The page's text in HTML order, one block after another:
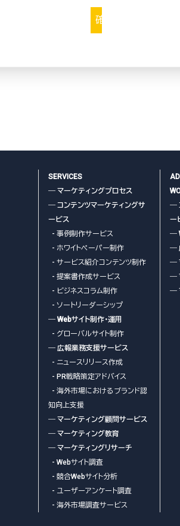
情報に含まれる氏名、生年月日、電話番号
を意味します。
のご案内や、有益と思われる情報等のお
る調査分析のため
かじめご本人から同意をいただいた提供
は、ご本人の同意があった場合であって
いたしません。
SERVICES
― マーケティングプロセス
― コンテンツマーケティングサ
ービス
- 事例制作サービス
- ホワイトペーパー制作
- サービス紹介コンテンツ制作
- 提案書作成サービス
- ビジネスコラム制作
- ソートリーダーシップ
― Webサイト制作・運用
- グローバルサイト制作
― 広報業務支援サービス
- ニュースリリース作成
- PR戦略策定アドバイス
- 海外市場におけるブランド認
知向上支援
― マーケティング顧問サービス
― マーケティング教育
― マーケティングリサーチ
- Webサイト調査
- 競合Webサイト分析
- ユーザーアンケート調査
- 海外市場調査サービス
―
ー
―
―
―
―
―